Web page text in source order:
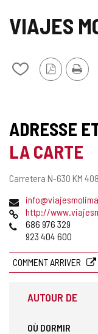
VIAJES
Ajouter/retirer
Version
PDF
ADRESSE
LA CARTE
Adresse
Carretera N-630 KM 408.
Adresse
de
courrier
électronique
Page
Web
http://
Téléphones
686 976 329
923 404 600
COMMENT ARRIVER
AUTOUR DE
OÙ DORMIR